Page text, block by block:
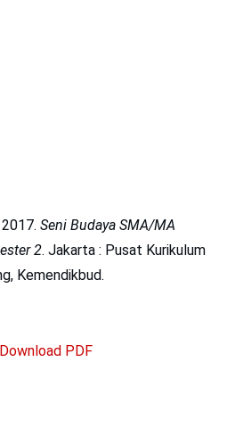
Seni Budaya SMA/MA
2. Jakarta : Pusat Kurikulum
Kemendikbud.
Download PDF